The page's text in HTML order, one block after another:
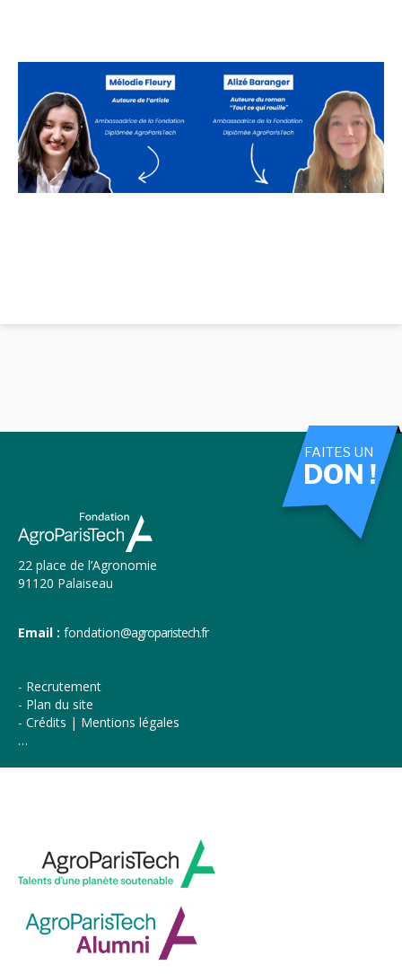
22 place de l’Agronomie
91120 Palaiseau
Email : fondation@agroparistech.fr
Recrutement
Plan du site
Crédits | Mentions légales
…
FAITES UN
DON !